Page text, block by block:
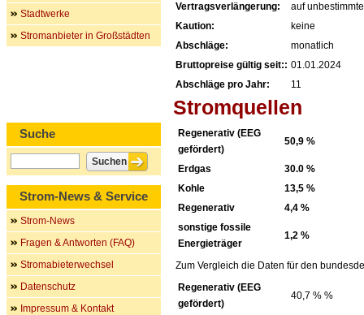
Vertragsverlängerung:
auf
Kaution:
keine
Abschläge:
monatlich
Bruttopreise gültig seit:: 01.01.2024
Abschläge pro Jahr:
11
Stromquellen
Regenerativ (EEG
gefördert)
50,9 %
Erdgas
30.0 %
Kohle
13,5 %
Regenerativ
4,4 %
sonstige fossile
Energieträger
1,2 %
Zum Vergleich die Daten für den
Regenerativ (EEG
gefördert)
40,7 % %
Stadtwerke
Stromanbieter in Großstädten
Suche
Strom-News & Service
Strom-News
Fragen & Antworten (FAQ)
Stromabieterwechsel
Datenschutz
Impressum & Kontakt